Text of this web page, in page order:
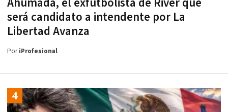
será candidato a intendente por La
Libertad Avanza
PoriProfesional